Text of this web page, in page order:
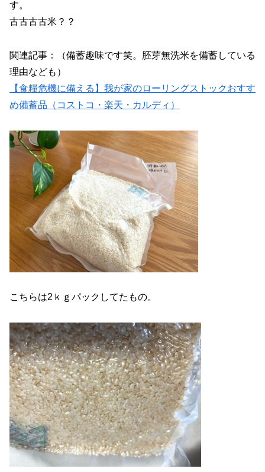
す。
古古古古米？？
関連記事：（備蓄趣味です笑。胚芽無洗米を備蓄している
理由なども）
【食糧危機に備える】我が家のローリングストックおすす
め備蓄品（コストコ・楽天・カルディ）
こちらは2ｋｇパックしてたもの。